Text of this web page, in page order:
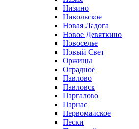
Низино
Никольское
Новая Ладога
Новое Девяткино
Новоселье
Новый Свет
Оржицы
Отрадное
Павлово
Павловск
Паргалово
Парнас
Первомайское
Пески